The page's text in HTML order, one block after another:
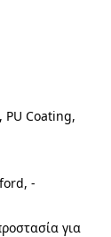
, PU Coating,
-
για